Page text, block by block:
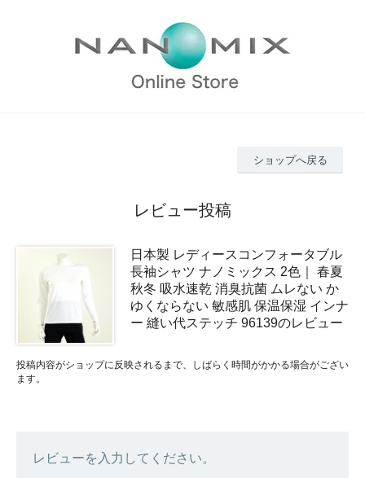
ショップへ戻る
レビュー投稿
日本製 レディースコンフォータブル
長袖シャツ ナノミックス 2色｜ 春夏
秋冬 吸水速乾 消臭抗菌 ムレない か
ゆくならない 敏感肌 保温保湿 インナ
ー 縫い代ステッチ 96139のレビュー
投稿内容がショップに反映されるまで、しばらく時間がかかる場合がござい
ます。
レビューを入力してください。